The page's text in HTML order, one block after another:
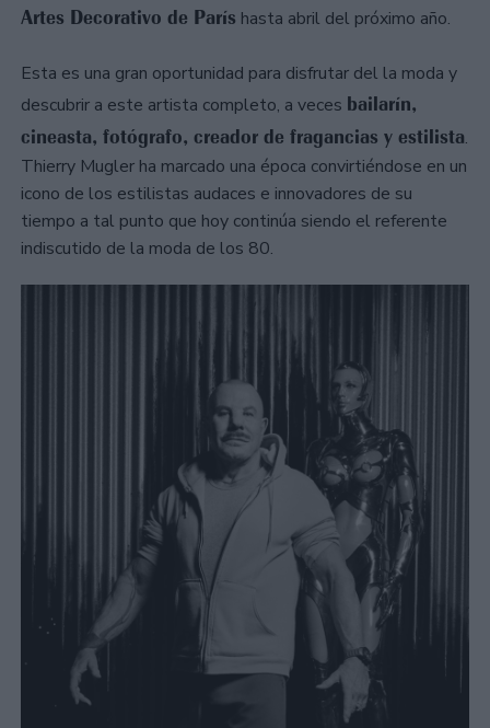
Artes Decorativo de París hasta abril del próximo año.
Esta es una gran oportunidad para disfrutar del la moda y
descubrir a este artista completo, a veces bailarín,
cineasta, fotógrafo, creador de fragancias y estilista.
Thierry Mugler ha marcado una época convirtiéndose en un
icono de los estilistas audaces e innovadores de su
tiempo a tal punto que hoy continúa siendo el referente
indiscutido de la moda de los 80.